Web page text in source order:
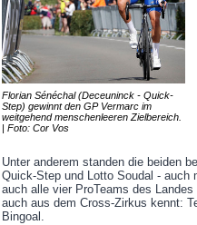
Florian Sénéchal (Deceuninck - Quick-
Step) gewinnt den GP Vermarc im
weitgehend menschenleeren Zielbereich.
| Foto: Cor Vos
Unter anderem standen die beiden
Quick-Step und Lotto Soudal - auch
auch alle vier ProTeams des
auch aus dem Cross-Zirkus kennt:
Bingoal.